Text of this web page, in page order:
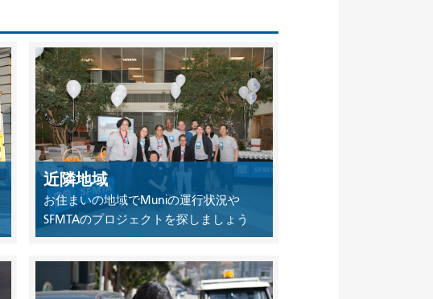
近隣地域
お住まいの地域でMuniの運行状況や
SFMTAのプロジェクトを探しましょう